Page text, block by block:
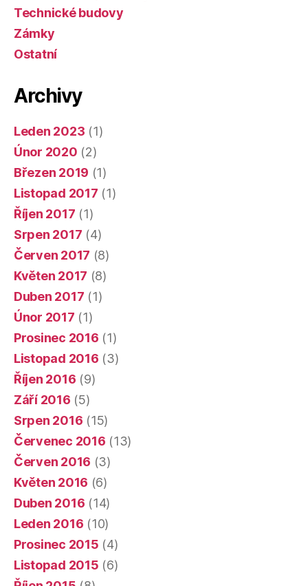
Technické budovy
Zámky
Ostatní
Archivy
Leden 2023 (1)
Únor 2020 (2)
Březen 2019 (1)
Listopad 2017 (1)
Říjen 2017 (1)
Srpen 2017 (4)
Červen 2017 (8)
Květen 2017 (8)
Duben 2017 (1)
Únor 2017 (1)
Prosinec 2016 (1)
Listopad 2016 (3)
Říjen 2016 (9)
Září 2016 (5)
Srpen 2016 (15)
Červenec 2016 (13)
Červen 2016 (3)
Květen 2016 (6)
Duben 2016 (14)
Leden 2016 (10)
Prosinec 2015 (4)
Listopad 2015 (6)